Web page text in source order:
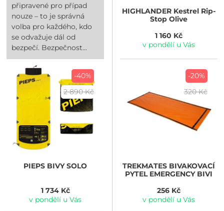
připravené pro případ
nouze – to je správná
volba pro každého, kdo
se odvažuje dál od
bezpečí. Bezpečnost...
HIGHLANDERKestrel Rip-
Stop Olive
1 160 Kč
v pondělí u Vás
-40%
2 890 Kč
PIEPS BIVY SOLO
1 734 Kč
v pondělí u Vás
-20%
320 Kč
TREKMATESBIVAKOVACÍ
PYTEL EMERGENCY BIVI
256 Kč
v pondělí u Vás